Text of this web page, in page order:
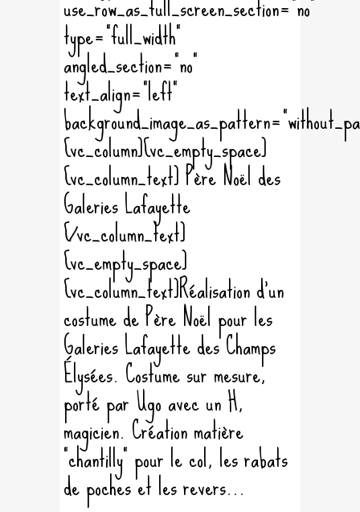
type="full_width"
angled_section="no"
text_align="left"
[vc_column][vc_empty_space]
[vc_column_text] Père Noël des
Galeries Lafayette
[/vc_column_text]
[vc_empty_space]
[vc_column_text]Réalisation d'un
costume de Père Noël pour les
Galeries Lafayette des Champs
Élysées. Costume sur mesure,
porté par Ugo avec un H,
magicien. Création matière
"chantilly" pour le col, les rabats
de poches et les revers...